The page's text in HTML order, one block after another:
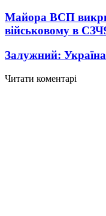
Майора ВСП
військовому в СЗЧ
Залужний:
Читати коментарі